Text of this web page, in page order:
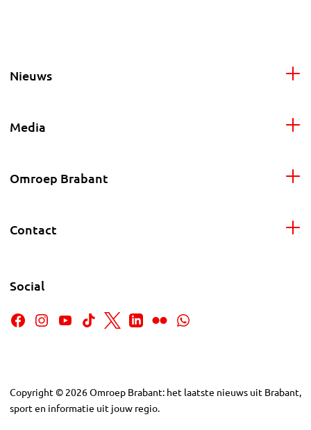
Nieuws
Media
Omroep Brabant
Contact
Social
Copyright © 2026Omroep Brabant: het laatste nieuws uit Brabant,
sport en informatie uit jouw regio.